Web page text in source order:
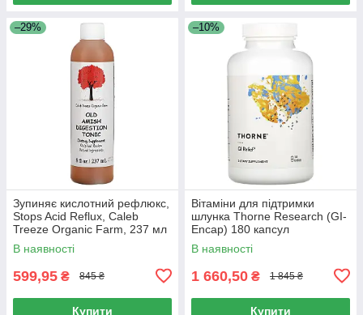
–29%
Зупиняє кислотний рефлюкс,
Stops Acid Reflux, Caleb
Treeze Organic Farm, 237 мл
В наявності
599,95 ₴ 845 ₴
Купити
–10%
Вітаміни для підтримки
шлунка Thorne Research (GI-
Encap) 180 капсул
В наявності
1 660,50 ₴ 1 845 ₴
Купити